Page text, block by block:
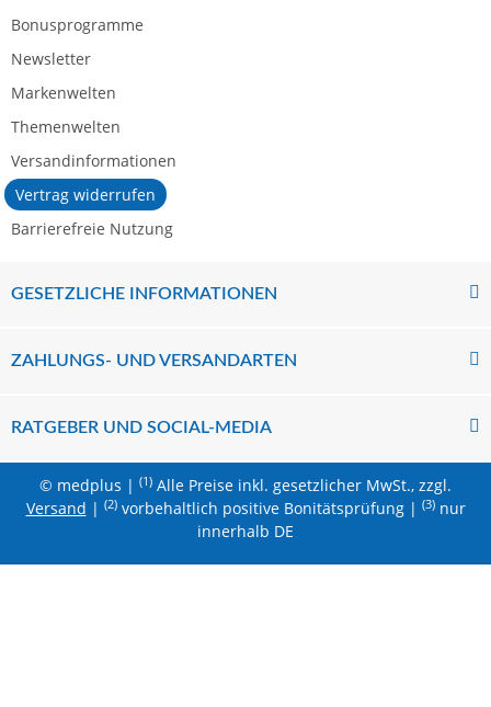
Bonusprogramme
Newsletter
Markenwelten
Themenwelten
Versandinformationen
Vertrag widerrufen
Barrierefreie Nutzung
GESETZLICHE INFORMATIONEN
ZAHLUNGS- UND VERSANDARTEN
RATGEBER UND SOCIAL-MEDIA
© medplus | (1) Alle Preise inkl. gesetzlicher MwSt., zzgl.
Versand | (2)vorbehaltlich positive Bonitätsprüfung | (3)nur
innerhalb DE